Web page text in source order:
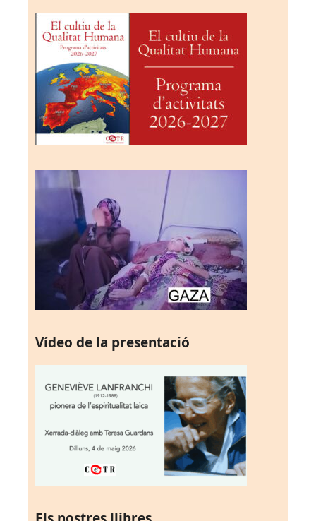
Vídeo de la presentació